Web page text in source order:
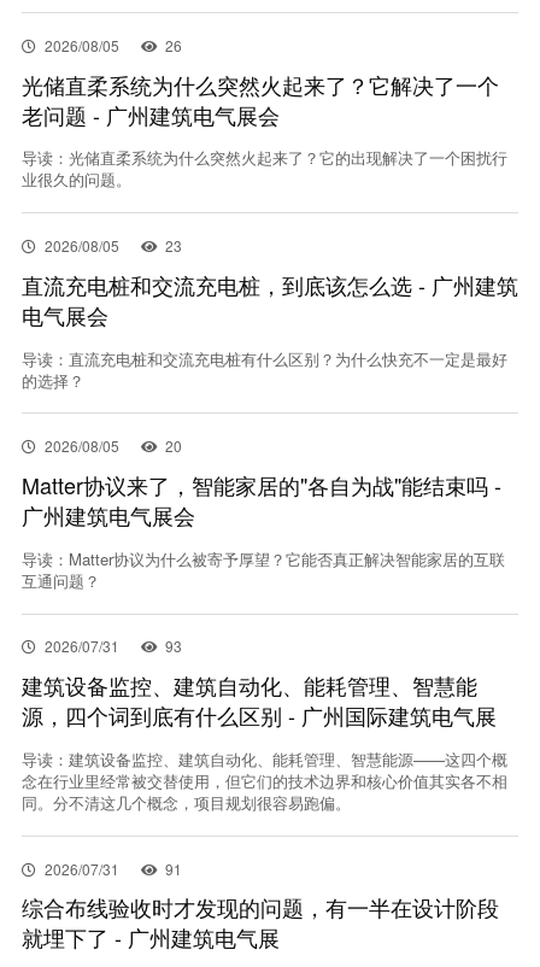
2026/08/05 26
光储直柔系统为什么突然火起来了？它解决了一个
老问题 - 广州建筑电气展会
导读：光储直柔系统为什么突然火起来了？它的出现解决了一个困扰行
业很久的问题。
2026/08/05 23
直流充电桩和交流充电桩，到底该怎么选 - 广州建筑
电气展会
导读：直流充电桩和交流充电桩有什么区别？为什么快充不一定是最好
的选择？
2026/08/05 20
Matter协议来了，智能家居的"各自为战"能结束吗 -
广州建筑电气展会
导读：Matter协议为什么被寄予厚望？它能否真正解决智能家居的互联
互通问题？
2026/07/31 93
建筑设备监控、建筑自动化、能耗管理、智慧能
源，四个词到底有什么区别 - 广州国际建筑电气展
导读：建筑设备监控、建筑自动化、能耗管理、智慧能源——这四个概
念在行业里经常被交替使用，但它们的技术边界和核心价值其实各不相
同。分不清这几个概念，项目规划很容易跑偏。
2026/07/31 91
综合布线验收时才发现的问题，有一半在设计阶段
就埋下了 - 广州建筑电气展